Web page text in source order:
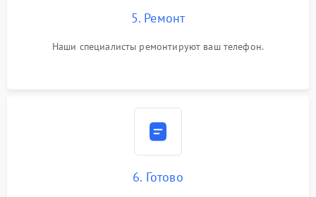
5. Ремонт
Наши специалисты ремонтируют ваш телефон.
6. Готово